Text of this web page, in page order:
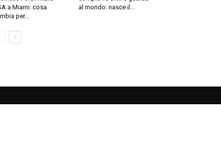
a Miami: cosa
per...
al mondo: nasce il...